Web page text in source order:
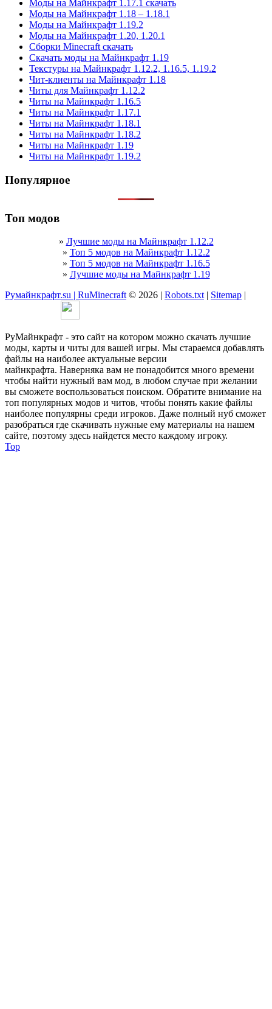
Моды на Майнкрафт 1.17.1 скачать
Моды на Майнкрафт 1.18 – 1.18.1
Моды на Майнкрафт 1.19.2
Моды на Майнкрафт 1.20, 1.20.1
Сборки Minecraft скачать
Скачать моды на Майнкрафт 1.19
Текстуры на Майнкрафт 1.12.2, 1.16.5, 1.19.2
Чит-клиенты на Майнкрафт 1.18
Читы для Майнкрафт 1.12.2
Читы на Майнкрафт 1.16.5
Читы на Майнкрафт 1.17.1
Читы на Майнкрафт 1.18.1
Читы на Майнкрафт 1.18.2
Читы на Майнкрафт 1.19
Читы на Майнкрафт 1.19.2
Популярное
Топ модов
» Лучшие моды на Майнкрафт 1.12.2
» Топ 5 модов на Майнкрафт 1.12.2
» Топ 5 модов на Майнкрафт 1.16.5
» Лучшие моды на Майнкрафт 1.19
Румайнкрафт.su | RuMinecraft © 2026 | Robots.txt | Sitemap |
РуМайнкрафт - это сайт на котором можно скачать лучшие
моды, карты и читы для вашей игры. Мы стараемся добавлять
файлы на наиболее актуальные версии
майнкрафта. Наверняка вам не понадобится много времени
чтобы найти нужный вам мод, в любом случае при желании
вы сможете воспользоваться поиском. Обратите внимание на
топ популярных модов и читов, чтобы понять какие файлы
наиболее популярны среди игроков. Даже полный нуб сможет
разобраться где скачивать нужные ему материалы на нашем
сайте, поэтому здесь найдется место каждому игроку.
Top